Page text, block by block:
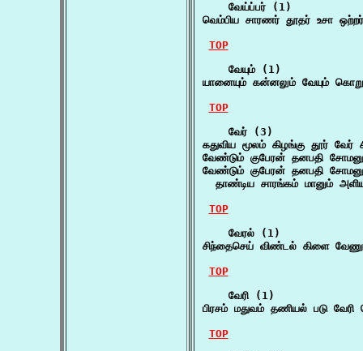
    வேய்ப்பர் (1)
வெம்பிய சாரணர் தூதர் உசா
TOP
    வேயும் (1)
யானையும் கன்னலும் வேயும்
TOP
    வேர் (3)
கதுவிய மூலம் கிழங்கு தூர்
வேண்டும் குபேரன் தனபதி
வேண்டும் குபேரன் தனபதி
தாண்டிய சாரங்கம் மானும்
TOP
    வேரல் (1)
சிந்தைசெய் விண்டல் கிளை
TOP
    வேரி (1)
பிரசம் மதுவம் தணியல் படு
TOP